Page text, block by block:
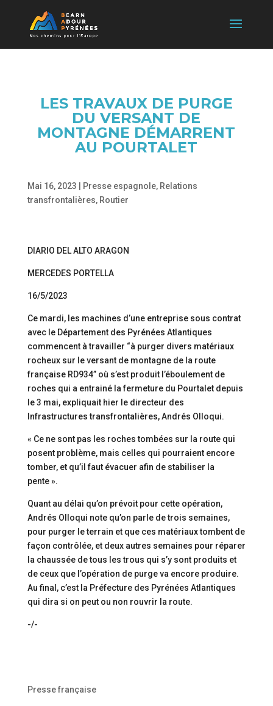
LES TRAVAUX DE PURGE
DU VERSANT DE
MONTAGNE DÉMARRENT
AU POURTALET
Mai 16, 2023 Presse espagnole, Relations
transfrontalières, Routier
DIARIO DEL ALTO ARAGON
MERCEDES PORTELLA
16/5/2023
Ce mardi, les machines d’une entreprise sous contrat
avec le Département des Pyrénées Atlantiques
commencent à travailler “à purger divers matériaux
rocheux sur le versant de montagne de la route
française RD934” où s’est produit l’éboulement de
roches qui a entrainé la fermeture du Pourtalet depuis
le 3 mai, expliquait hier le directeur des
Infrastructures transfrontalières, Andrés Olloqui.
« Ce ne sont pas les roches tombées sur la route qui
posent problème, mais celles qui pourraient encore
tomber, et qu’il faut évacuer afin de stabiliser la
pente ».
Quant au délai qu’on prévoit pour cette opération,
Andrés Olloqui note qu’on parle de trois semaines,
pour purger le terrain et que ces matériaux tombent de
façon contrôlée, et deux autres semaines pour réparer
la chaussée de tous les trous qui s’y sont produits et
de ceux que l’opération de purge va encore produire.
Au final, c’est la Préfecture des Pyrénées Atlantiques
qui dira si on peut ou non rouvrir la route.
-/-
Presse française